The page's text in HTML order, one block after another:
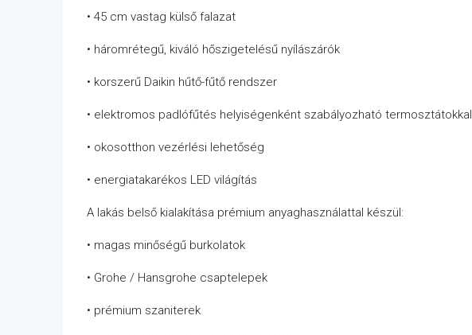
• 45 cm vastag külső falazat
• háromrétegű, kiváló hőszigetelésű nyílászárók
• korszerű Daikin hűtő-fűtő rendszer
• elektromos padlófűtés helyiségenként szabályozható termosztátokkal
• okosotthon vezérlési lehetőség
• energiatakarékos LED világítás
A lakás belső kialakítása prémium anyaghasználattal készül:
• magas minőségű burkolatok
• Grohe / Hansgrohe csaptelepek
• prémium szaniterek